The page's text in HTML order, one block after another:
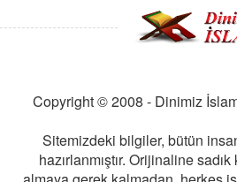
Copyright © 2008 - Dinimiz
Sitemizdeki bilgiler, bütün
hazırlanmıştır. Orijinaline